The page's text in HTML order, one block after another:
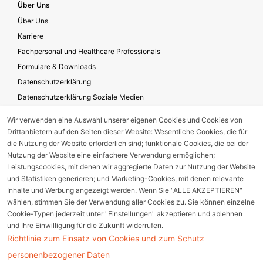
Über Uns
Über Uns
Karriere
Fachpersonal und Healthcare Professionals
Formulare & Downloads
Datenschutzerklärung
Datenschutzerklärung Soziale Medien
Impressum
Unternehmensverantwortung
Gerätestörung melden
Nebenwirkungsmeldung
Cookie Einstellungen
Wir verwenden eine Auswahl unserer eigenen Cookies und Cookies von
Drittanbietern auf den Seiten dieser Website: Wesentliche Cookies, die für
die Nutzung der Website erforderlich sind; funktionale Cookies, die bei der
Nutzung der Website eine einfachere Verwendung ermöglichen;
Leistungscookies, mit denen wir aggregierte Daten zur Nutzung der Website
und Statistiken generieren; und Marketing-Cookies, mit denen relevante
Inhalte und Werbung angezeigt werden. Wenn Sie "ALLE AKZEPTIEREN"
wählen, stimmen Sie der Verwendung aller Cookies zu. Sie können einzelne
Cookie-Typen jederzeit unter "Einstellungen" akzeptieren und ablehnen
und Ihre Einwilligung für die Zukunft widerrufen.
Richtlinie zum Einsatz von Cookies und zum Schutz
personenbezogener Daten